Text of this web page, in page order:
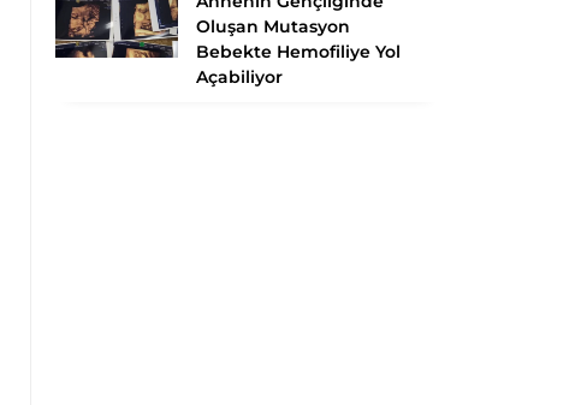
Oluşan Mutasyon
Bebekte Hemofiliye Yol
Açabiliyor